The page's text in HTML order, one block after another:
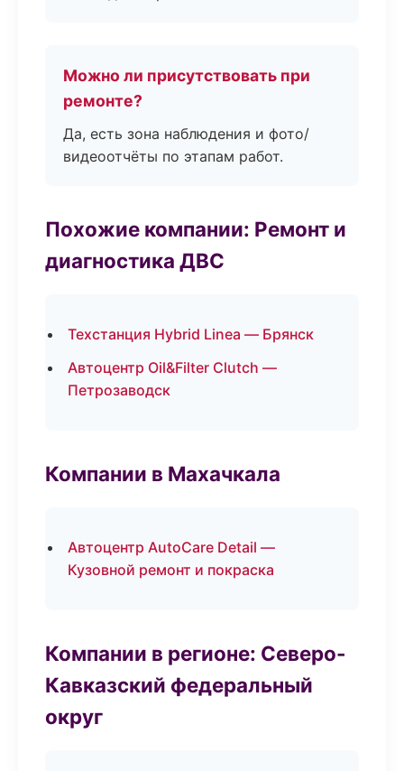
Можно ли присутствовать при
ремонте?
Да, есть зона наблюдения и фото/
видеоотчёты по этапам работ.
Похожие компании: Ремонт и
диагностика ДВС
Техстанция Hybrid Linea — Брянск
Автоцентр Oil&Filter Clutch —
Петрозаводск
Компании в Махачкала
Автоцентр AutoCare Detail —
Кузовной ремонт и покраска
Компании в регионе: Северо-
Кавказский федеральный
округ